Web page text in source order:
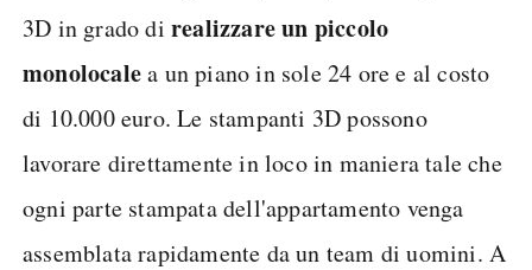
3D in grado di realizzare un piccolo
monolocalea un piano in sole 24 ore e al costo
di 10.000 euro. Le stampanti 3D possono
lavorare direttamente in loco in maniera tale che
ogni parte stampata dell'appartamento venga
assemblata rapidamente da un team di uomini. A